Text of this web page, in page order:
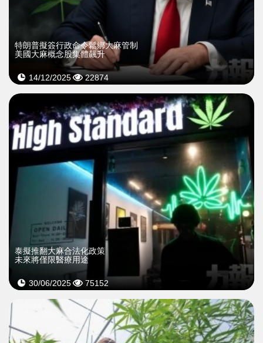
特朗普擬簽行政命令鬆綁大麻管制
美國大麻概念股集體飆升
14/12/2025 22874
泰擬推翻大麻合法化政策
未來將僅限醫療用途
30/06/2025 75152